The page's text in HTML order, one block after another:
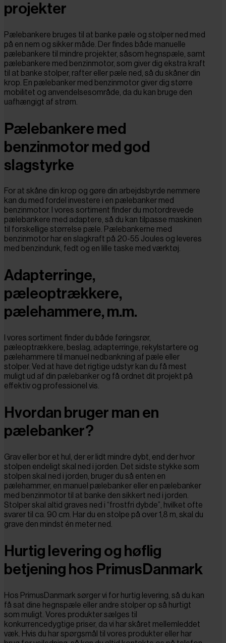
projekter
Pælebankere bruges til at banke pæle og stolper ned med
på en nem og sikker måde. Der findes både manuelle
pælebankere til mindre projekter, såsom hegnspæle, samt
pælebankere med benzinmotor, som giver dig ekstra kraft
til at banke stolper, rafter eller pæle ned, så du skåner din
krop. En pælebanker med benzinmotor giver dig større
mobilitet og anvendelsesområde, da du kan bruge den
uafhængigt af strøm.
Pælebankere med
benzinmotor med god
slagstyrke
For at skåne din krop og gøre din arbejdsbyrde nemmere
kan du med fordel investere i en pælebanker med
benzinmotor. I vores sortiment finder du motordrevede
pælebankere med adaptere, så du kan tilpasse maskinen
til forskellige størrelse pæle. Pælebankerne med
benzinmotor har en slagkraft på 20-55 Joules og leveres
med benzindunk, fedt og en lille taske med værktøj.
Adapterringe,
pæleoptrækkere,
pælehammere, m.m.
I vores sortiment finder du både føringsrør,
pæleoptrækkere, beslag, adapterringe, rekylstartere og
pælehammere til manuel nedbankning af pæle eller
stolper. Ved at have det rigtige udstyr kan du få mest
muligt ud af din pælebanker og få ordnet dit projekt på
effektiv og professionel vis.
Hvordan bruger man en
pælebanker?
Grav eller bor et hul, der er lidt mindre dybt, end der hvor
stolpen endeligt skal ned i jorden. Det sidste stykke som
stolpen skal ned i jorden, bruger du så enten en
pælehammer, en manuel pælebanker eller en pælebanker
med benzinmotor til at banke den sikkert ned i jorden.
Stolper skal altid graves ned i “frostfri dybde”, hvilket ofte
svarer til ca. 90 cm. Har du en stolpe på over 1,8 m, skal du
grave den mindst én meter ned.
Hurtig levering og høflig
betjening hos PrimusDanmark
Hos PrimusDanmark sørger vi for hurtig levering, så du kan
få sat dine hegnspæle eller andre stolper op så hurtigt
som muligt. Vores produkter sælges til
konkurrencedygtige priser, da vi har skåret mellemleddet
væk. Hvis du har spørgsmål til vores produkter eller har